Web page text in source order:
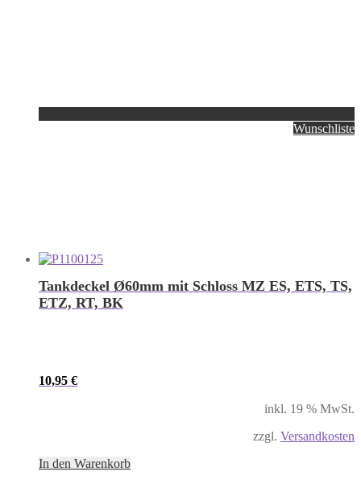
Wunschliste
Tankdeckel Ø60mm mit Schloss MZ ES, ETS, TS,
ETZ, RT, BK
10,95 €
inkl. 19 % MwSt.
zzgl. Versandkosten
In den Warenkorb